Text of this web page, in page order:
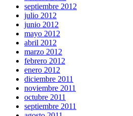
septiembre 2012
julio 2012
junio 2012
mayo 2012
abril 2012
marzo 2012
febrero 2012
enero 2012
diciembre 2011
noviembre 2011
octubre 2011
septiembre 2011